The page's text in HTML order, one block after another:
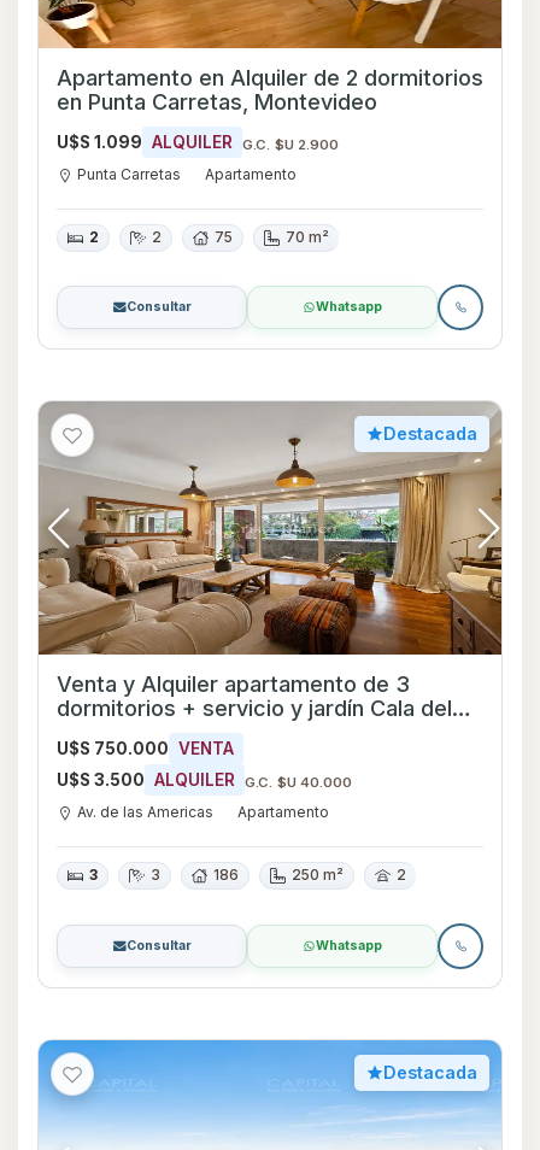
Apartamento en Alquiler de 2 dormitorios
en Punta Carretas, Montevideo
U$S 1.099 ALQUILER G.C. $U 2.900
Punta Carretas Apartamento
2 2 75 70 m²
Consultar Whatsapp
Destacada
Venta y Alquiler apartamento de 3
dormitorios + servicio y jardín Cala del
Lago - Ref 2250
U$S 750.000 VENTA
U$S 3.500 ALQUILER G.C. $U 40.000
Av. de las Americas Apartamento
3 3 186 250 m² 2
Consultar Whatsapp
Destacada